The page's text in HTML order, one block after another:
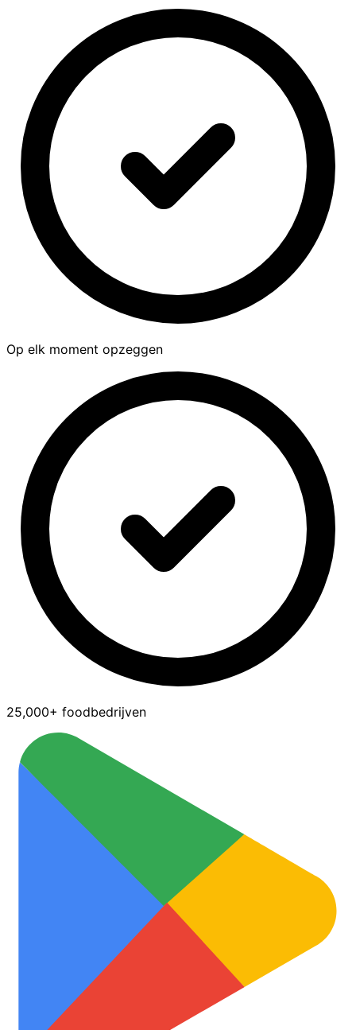
Op elk moment opzeggen
25,000+ foodbedrijven